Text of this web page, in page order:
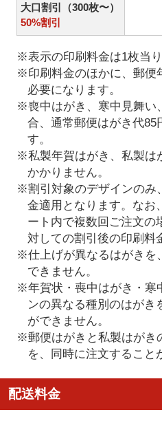
大口割引（300枚〜）
50%割引
※表示の印刷料金は1枚当り
※印刷料金のほかに、郵便
必要になります。
※喪中はがき、寒中見舞い
合、通常郵便はがき代85
す。
※私製年賀はがき、私製は
かかりません。
※割引対象のデザインのみ
金適用となります。なお
ート内で複数回ご注文の
対しての割引後の印刷料
※仕上げが異なるはがきを
できません。
※年賀状・喪中はがき・寒
ンの異なる種別のはがき
ができません。
※郵便はがきと私製はがき
を、同時に注文すること
配送料金